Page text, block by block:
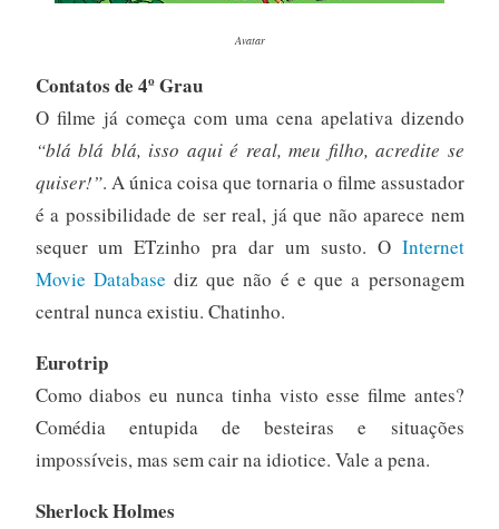
Avatar
Contatos de 4º Grau
O filme já começa com uma cena apelativa dizendo
“blá blá blá, isso aqui é real, meu filho, acredite se
quiser!”. A única coisa que tornaria o filme assustador
é a possibilidade de ser real, já que não aparece nem
sequer um ETzinho pra dar um susto. O Internet
Movie Database diz que não é e que a personagem
central nunca existiu. Chatinho.
Eurotrip
Como diabos eu nunca tinha visto esse filme antes?
Comédia entupida de besteiras e situações
impossíveis, mas sem cair na idiotice. Vale a pena.
Sherlock Holmes